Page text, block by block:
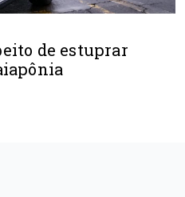
de estuprar